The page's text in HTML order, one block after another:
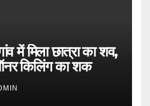
में मिला छात्रा का शव,
किलिंग का शक